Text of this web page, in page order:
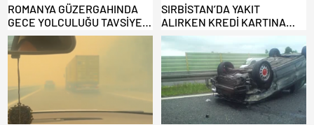
ROMANYA GÜZERGAHINDA
GECE YOLCULUĞU TAVSİYE
EDİLMİYOR: ALTERNATİF
KAPILAR ZAMAN
KAZANDIRIYOR!
SIRBİSTAN’DA YAKIT
ALIRKEN KREDİ KARTINA
DİKKAT: MAĞDUR OLMAYIN!